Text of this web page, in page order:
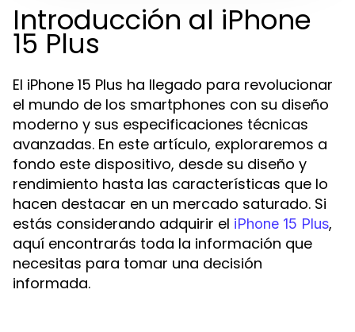
Introducción al iPhone
15 Plus
El iPhone 15 Plus ha llegado para revolucionar
el mundo de los smartphones con su diseño
moderno y sus especificaciones técnicas
avanzadas. En este artículo, exploraremos a
fondo este dispositivo, desde su diseño y
rendimiento hasta las características que lo
hacen destacar en un mercado saturado. Si
estás considerando adquirir el iPhone 15 Plus,
aquí encontrarás toda la información que
necesitas para tomar una decisión
informada.